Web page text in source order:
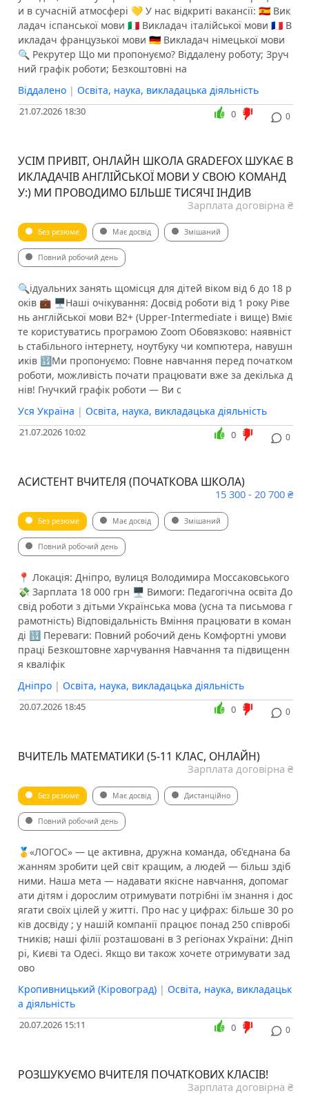
и в сучасній атмосфері 💛 У нас відкриті вакансії: 🇪🇸 Вик
ладач іспанської мови 🇮🇹 Викладач італійської мови 🇫🇷 В
икладач французької мови 🇩🇪 Викладач німецької мови
🔍 Рекрутер Що ми пропонуємо? ️Віддалену роботу; ️Зруч
ний графік роботи; ️Безкоштовні на
Віддалено | Освіта, наука, викладацька діяльність
21.07.2026 18:30 0
0
УСІМ ПРИВІТ, ОНЛАЙН ШКОЛА GRADEFOX ШУКАЄ В
ИКЛАДАЧІВ АНГЛІЙСЬКОЇ МОВИ У СВОЮ КОМАНД
У:) МИ ПРОВОДИМО БІЛЬШЕ ТИСЯЧІ ІНДИВ
Зарплата договірна ₴
Без резюме Має досвід Змішаний
Повний робочий день
🔍ідуальних занять щомісця для дітей віком від 6 до 18 р
оків 💼 🖥Наші очікування: Досвід роботи від 1 року Ріве
нь англійської мови В2+ (Upper-Intermediate і вище) Вміє
те користуватись програмою Zoom Обовязково: наявніст
ь стабільного інтернету, ноутбуку чи компютера, навушн
иків 🔢Ми пропонуємо: Повне навчання перед початком
роботи, можливість почати працювати вже за декілька д
нів! Гнучкий графік роботи — Ви с
Уся Україна | Освіта, наука, викладацька діяльність
21.07.2026 10:02 0
0
АСИСТЕНТ ВЧИТЕЛЯ (ПОЧАТКОВА ШКОЛА)
15 300 - 20 700 ₴
Без резюме Має досвід Змішаний
Повний робочий день
📍 Локація: Дніпро, вулиця Володимира Моссаковського
💸 Зарплата 18 000 грн 🖥 Вимоги: Педагогічна освіта До
свід роботи з дітьми Українська мова (усна та письмова г
рамотність) Відповідальність Вміння працювати в коман
ді 🔢 Переваги: Повний робочий день Комфортні умови
праці Безкоштовне харчування Навчання та підвищенн
я кваліфік
Дніпро | Освіта, наука, викладацька діяльність
20.07.2026 18:45 0
0
ВЧИТЕЛЬ МАТЕМАТИКИ (5-11 КЛАС, ОНЛАЙН)
Зарплата договірна ₴
Без резюме Має досвід Дистанційно
Повний робочий день
🥇«ЛОГОС» — це активна, дружна команда, об'єднана ба
жанням зробити цей світ кращим, а людей — більш здіб
ними. Наша мета — надавати якісне навчання, допомаг
ати дітям і дорослим отримувати потрібні їм знання і дос
ягати своїх цілей у житті. Про нас у цифрах: більше 30 ро
ків досвіду ; у нашій компанії працює понад 250 співробі
тників; наші філії розташовані в 3 регіонах України: Дніп
рі, Києві та Одесі. Якщо ви також хочете отримувати зад
ово
Кропивницький (Кіровоград) | Освіта, наука, викладацьк
а діяльність
20.07.2026 15:11 0
0
РОЗШУКУЄМО ВЧИТЕЛЯ ПОЧАТКОВИХ КЛАСІВ!
Зарплата договірна ₴